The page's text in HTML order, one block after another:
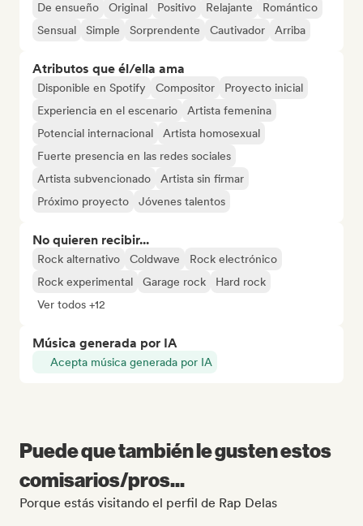
De ensueño
Original Positivo Relajante
Romántico
Sensual
Simple Sorprendente Cautivador Arriba
Atributos que él/ella ama
Disponible en Spotify Compositor
Proyecto inicial
Experiencia en el escenario
Artista femenina
Potencial internacional
Artista homosexual
Fuerte presencia en las redes sociales
Artista subvencionado
Artista sin firmar
Próximo proyecto
Jóvenes talentos
No quieren recibir...
Rock alternativo Coldwave
Rock electrónico
Rock experimental
Garage rock
Hard rock
Ver todos +12
Música generada por IA
Acepta música generada por IA
Puede que también le gusten estos
comisarios/pros...
Porque estás visitando el perfil de Rap Delas